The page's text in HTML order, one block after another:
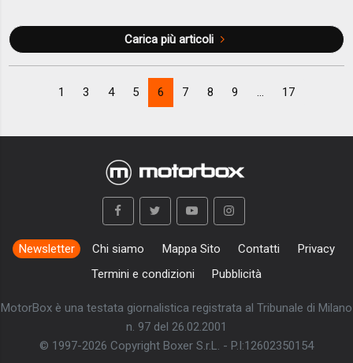
Carica più articoli
1 3 4 5 6 7 8 9 ... 17
Newsletter Chi siamo Mappa Sito Contatti
Privacy
Termini e condizioni
Pubblicità
MotorBox è una testata giornalistica registrata al Tribunale di Milano
n. 97 del 26.02.2001
© 1997-2026 Copyright Boxer S.r.L. - P.I:12602350154